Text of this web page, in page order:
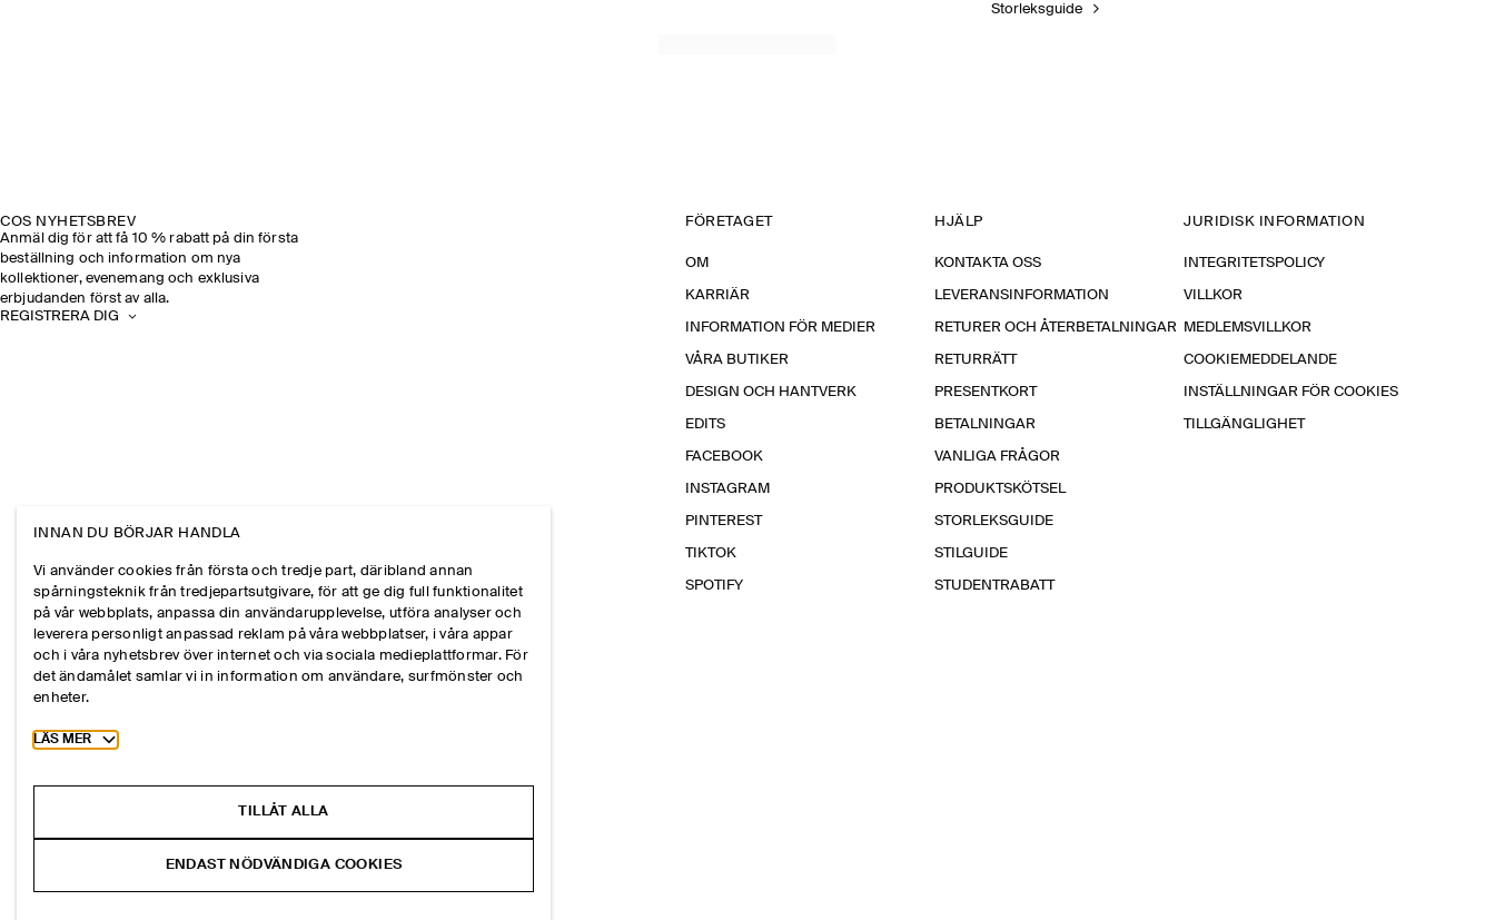
Storleksguide
COS NYHETSBREV
Anmäl dig för att få 10 % rabatt på din första
beställning och information om nya
kollektioner, evenemang och exklusiva
erbjudanden först av alla.
REGISTRERA DIG
FÖRETAGET
OM
KARRIÄR
INFORMATION FÖR MEDIER
VÅRA BUTIKER
DESIGN OCH HANTVERK
EDITS
FACEBOOK
INSTAGRAM
PINTEREST
TIKTOK
SPOTIFY
HJÄLP
KONTAKTA OSS
LEVERANSINFORMATION
RETURER OCH ÅTERBETALNINGAR
RETURRÄTT
PRESENTKORT
BETALNINGAR
VANLIGA FRÅGOR
PRODUKTSKÖTSEL
STORLEKSGUIDE
STILGUIDE
STUDENTRABATT
JURIDISK INFORMATION
INTEGRITETSPOLICY
VILLKOR
MEDLEMSVILLKOR
COOKIEMEDDELANDE
INSTÄLLNINGAR FÖR COOKIES
TILLGÄNGLIGHET
INNAN DU BÖRJAR HANDLA
Vi använder cookies från första och tredje part, däribland annan
spårningsteknik från tredjepartsutgivare, för att ge dig full funktionalitet
på vår webbplats, anpassa din användarupplevelse, utföra analyser och
leverera personligt anpassad reklam på våra webbplatser, i våra appar
och i våra nyhetsbrev över internet och via sociala medieplattformar. För
det ändamålet samlar vi in information om användare, surfmönster och
enheter.
Toggle more cookie information
LÄS MER
TILLÅT ALLA
ENDAST NÖDVÄNDIGA COOKIES